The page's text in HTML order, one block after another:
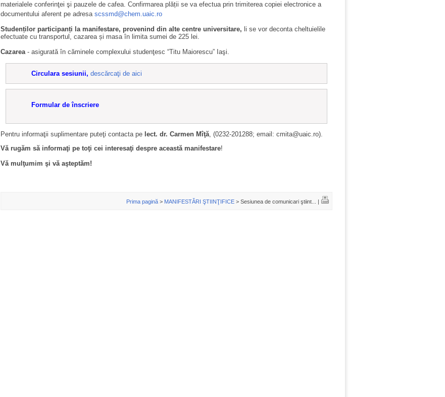
materialele conferinţei şi pauzele de cafea. Confirmarea plății se va efectua prin trimiterea copiei electronice a
documentului aferent pe adresa scssmd@chem.uaic.ro
Studenților participanți la manifestare, provenind din alte centre universitare, li se vor deconta cheltuielile
efectuate cu transportul, cazarea și masa în limita sumei de 225 lei.
Cazarea- asigurată în căminele complexului studenţesc “Titu Maiorescu” Iaşi.
Circulara sesiunii, descărcaţi de aici
Formular de înscriere
Pentru informaţii suplimentare puteţi contacta pe lect. dr. Carmen Mîţă, (0232‑201288; email: cmita@uaic.ro).
Vă rugăm să informaţi pe toţi cei interesaţi despre această manifestare!
Vă mulţumim şi vă aşteptăm!
Prima pagină > MANIFESTĂRI ŞTIINŢIFICE > Sesiunea de comunicari ştiint... |